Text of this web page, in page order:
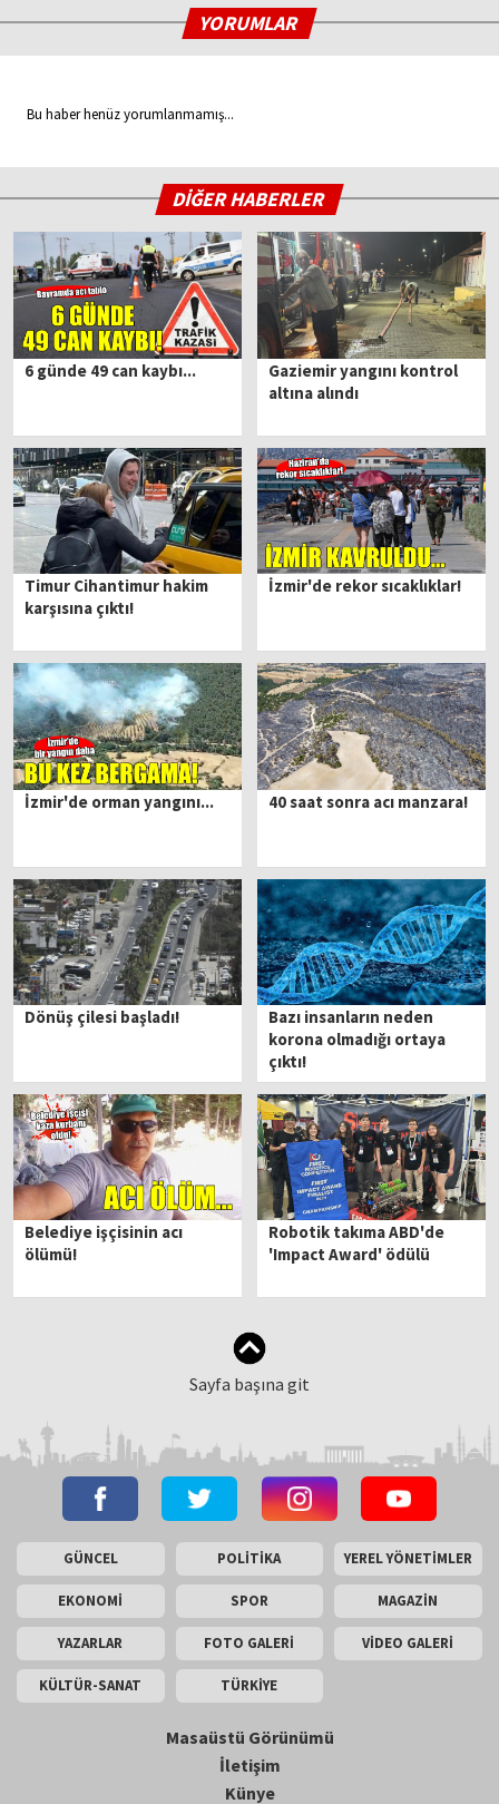
YORUMLAR
Bu haber henüz yorumlanmamış...
DİĞER HABERLER
6 günde 49 can kaybı...
Gaziemir yangını kontrol
altına alındı
Timur Cihantimur hakim
karşısına çıktı!
İzmir'de rekor sıcaklıklar!
İzmir'de orman yangını... 40 saat sonra acı manzara!
Dönüş çilesi başladı!
Bazı insanların neden
korona olmadığı ortaya
çıktı!
Belediye işçisinin acı
ölümü!
Robotik takıma ABD'de
'Impact Award' ödülü
Sayfa başına git
GÜNCEL POLİTİKA YEREL YÖNETİMLER
EKONOMİ SPOR MAGAZİN
YAZARLAR FOTO GALERİ VİDEO GALERİ
KÜLTÜR-SANAT TÜRKİYE
Masaüstü Görünümü
İletişim
Künye